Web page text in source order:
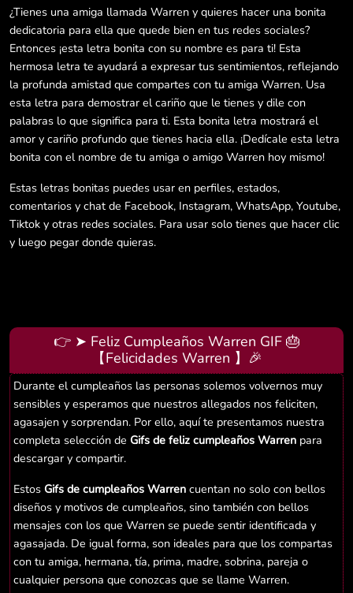
¿Tienes una amiga llamada Warren y quieres hacer una bonita
dedicatoria para ella que quede bien en tus redes sociales?
Entonces ¡esta letra bonita con su nombre es para ti! Esta
hermosa letra te ayudará a expresar tus sentimientos, reflejando
la profunda amistad que compartes con tu amiga Warren. Usa
esta letra para demostrar el cariño que le tienes y dile con
palabras lo que significa para ti. Esta bonita letra mostrará el
amor y cariño profundo que tienes hacia ella. ¡Dedícale esta letra
bonita con el nombre de tu amiga o amigo Warren hoy mismo!
Estas letras bonitas puedes usar en perfiles, estados,
comentarios y chat de Facebook, Instagram, WhatsApp, Youtube,
Tiktok y otras redes sociales. Para usar solo tienes que hacer clic
y luego pegar donde quieras.
👉 ➤ Feliz Cumpleaños Warren GIF 🎂
【Felicidades Warren 】🎉
Durante el cumpleaños las personas solemos volvernos muy
sensibles y esperamos que nuestros allegados nos feliciten,
agasajen y sorprendan. Por ello, aquí te presentamos nuestra
completa selección de Gifs de feliz cumpleaños Warren para
descargar y compartir.
Estos Gifs de cumpleaños Warren cuentan no solo con bellos
diseños y motivos de cumpleaños, sino también con bellos
mensajes con los que Warren se puede sentir identificada y
agasajada. De igual forma, son ideales para que los compartas
con tu amiga, hermana, tía, prima, madre, sobrina, pareja o
cualquier persona que conozcas que se llame Warren.